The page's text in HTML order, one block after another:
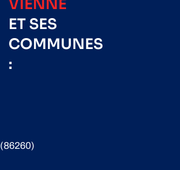
VIENNE
ET SES
COMMUNES
:
(86260)